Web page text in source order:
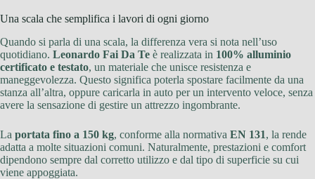
Una scala che semplifica i lavori di ogni giorno
Quando si parla di una scala, la differenza vera si nota nell’uso
quotidiano. Leonardo Fai Da Te è realizzata in 100% alluminio
certificato e testato, un materiale che unisce resistenza e
maneggevolezza. Questo significa poterla spostare facilmente da una
stanza all’altra, oppure caricarla in auto per un intervento veloce, senza
avere la sensazione di gestire un attrezzo ingombrante.
La portata fino a 150 kg, conforme alla normativa EN 131, la rende
adatta a molte situazioni comuni. Naturalmente, prestazioni e comfort
dipendono sempre dal corretto utilizzo e dal tipo di superficie su cui
viene appoggiata.